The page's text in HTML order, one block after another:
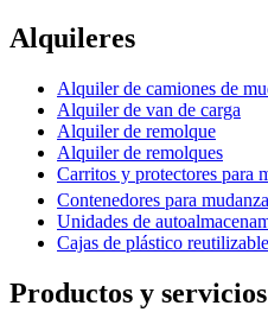
Alquileres
Alquiler de camiones de
Alquiler de van de carga
Alquiler de remolque
Alquiler de remolques
Carritos y protectores para
Contenedores para
Unidades de
Cajas de plástico
Productos y servicios